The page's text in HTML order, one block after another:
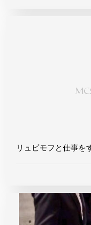
リュビモフと仕事を